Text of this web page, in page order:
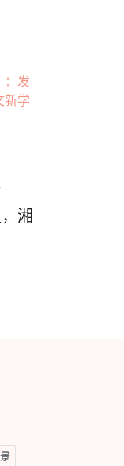
湘